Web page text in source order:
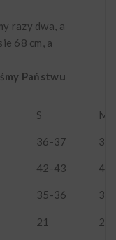
razy dwa, a
68 cm, a
Państwu
S
M
36-37
42-43
35-36
21 21